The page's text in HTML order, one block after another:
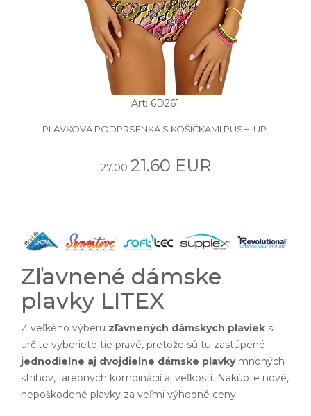
Art: 6D261
PLAVKOVÁ PODPRSENKA S KOŠÍČKAMI PUSH-UP.
27.00 21.60 EUR
Zľavnené dámske
plavky LITEX
Z veľkého výberu zľavnených dámskych plaviek si
určite vyberiete tie pravé, pretože sú tu zastúpené
jednodielne aj dvojdielne dámske plavkymnohých
strihov, farebných kombinácií aj veľkostí. Nakúpte nové,
nepoškodené plavky za veľmi výhodné ceny.